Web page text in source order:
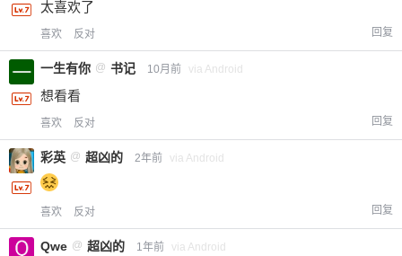
太喜欢了
喜欢 反对 回复
一生有你 @ 书记 10月前 via Android
想看看
喜欢 反对 回复
彩英 @ 超凶的 2年前 via Android
喜欢 反对 回复
Qwe @ 超凶的 1年前 via Android